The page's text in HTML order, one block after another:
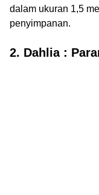
dalam ukuran 1,5
penyimpanan.
2. Dahlia :